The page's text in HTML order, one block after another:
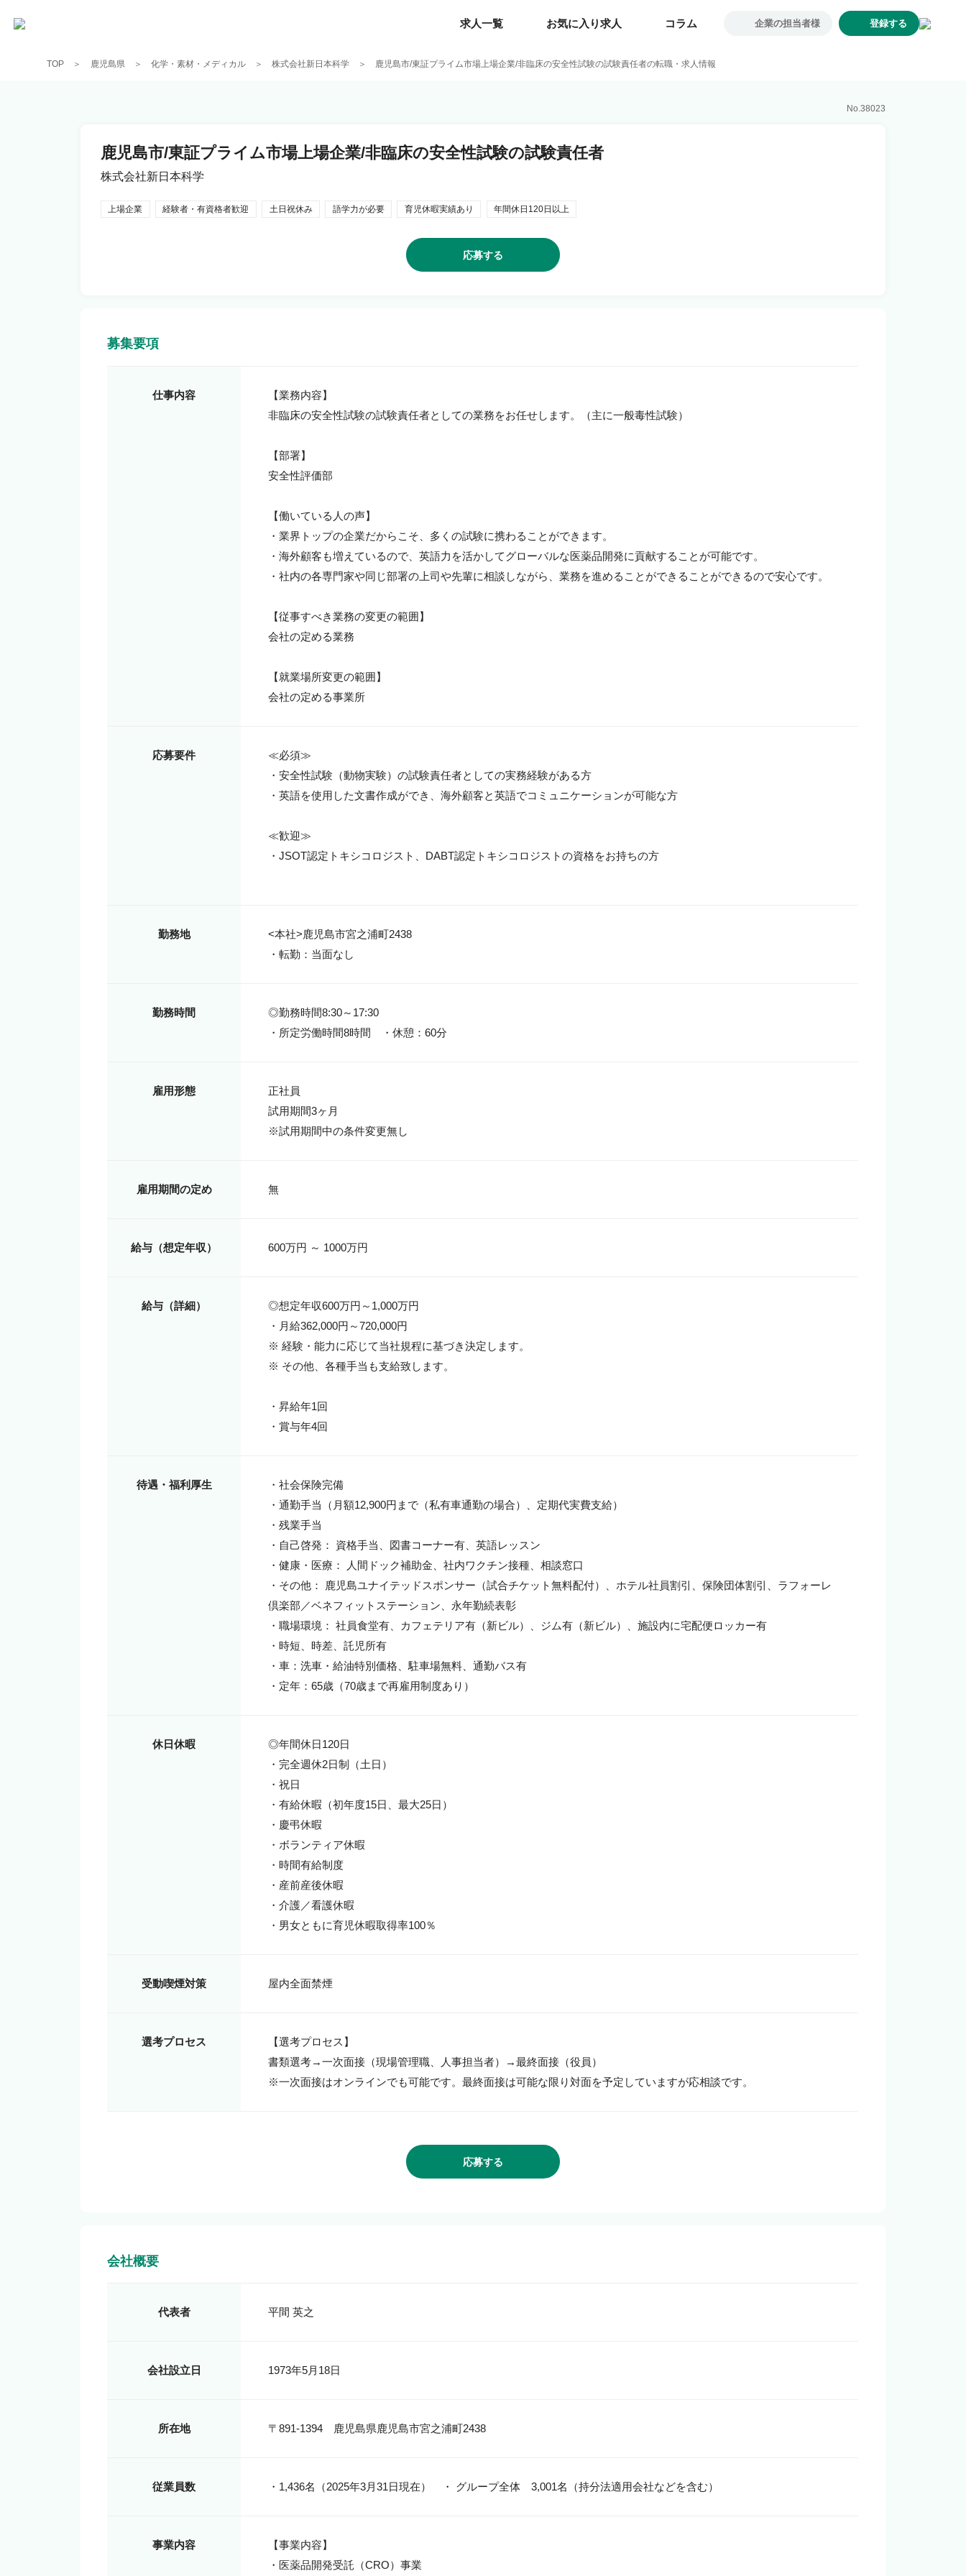
求人一覧 お気に入り求人 コラム 企業の担当者様 登録する
求人一覧 お気に入り求人 コラム 企業の担当者様 登録する
TOP 鹿児島県 化学・素材・メディカル 株式会社新日本科学 鹿児島市/東証プライム市場上場企業/非臨床の安全性試験の試験責任者の転職・求人情報
No. 38023
株式会社新日本科学
鹿児島市/東証プライム市場上場企業/非臨床の安全性試験の試験責任者
上場企業 経験者・有資格者歓迎 土日祝休み 語学力が必要 育児休暇実績あり 年間休日120日以上
応募する
募集要項
仕事内容
【業務内容】
非臨床の安全性試験の試験責任者としての業務をお任せします。（主に一般毒性試験）
【部署】
安全性評価部
【働いている人の声】
・業界トップの企業だからこそ、多くの試験に携わることができます。
・海外顧客も増えているので、英語力を活かしてグローバルな医薬品開発に貢献することが可能です。
・社内の各専門家や同じ部署の上司や先輩に相談しながら、業務を進めることができることができるので安心です。
【従事すべき業務の変更の範囲】
会社の定める業務
【就業場所変更の範囲】
会社の定める事業所
応募要件
≪必須≫
・安全性試験（動物実験）の試験責任者としての実務経験がある方
・英語を使用した文書作成ができ、海外顧客と英語でコミュニケーションが可能な方
≪歓迎≫
・JSOT認定トキシコロジスト、DABT認定トキシコロジストの資格をお持ちの方
勤務地
<本社>鹿児島市宮之浦町2438
・転勤：当面なし
勤務時間
◎勤務時間8:30～17:30
・所定労働時間8時間　・休憩：60分
雇用形態
正社員
試用期間3ヶ月
※試用期間中の条件変更無し
雇用期間の定め 無
給与（想定年収） 600万円 ～ 1000万円
給与（詳細）
◎想定年収600万円～1,000万円
・月給362,000円～720,000円
※ 経験・能力に応じて当社規程に基づき決定します。
※ その他、各種手当も支給致します。
・昇給年1回
・賞与年4回
待遇・福利厚生
・社会保険完備
・通勤手当（月額12,900円まで（私有車通勤の場合）、定期代実費支給）
・残業手当
・自己啓発： 資格手当、図書コーナー有、英語レッスン
・健康・医療： 人間ドック補助金、社内ワクチン接種、相談窓口
・その他： 鹿児島ユナイテッドスポンサー（試合チケット無料配付）、ホテル社員割引、保険団体割引、ラフォーレ
倶楽部／ベネフィットステーション、永年勤続表彰
・職場環境： 社員食堂有、カフェテリア有（新ビル）、ジム有（新ビル）、施設内に宅配便ロッカー有
・時短、時差、託児所有
・車：洗車・給油特別価格、駐車場無料、通勤バス有
・定年：65歳（70歳まで再雇用制度あり）
休日休暇
◎年間休日120日
・完全週休2日制（土日）
・祝日
・有給休暇（初年度15日、最大25日）
・慶弔休暇
・ボランティア休暇
・時間有給制度
・産前産後休暇
・介護／看護休暇
・男女ともに育児休暇取得率100％
受動喫煙対策
選考プロセス
【選考プロセス】
書類選考→一次面接（現場管理職、人事担当者）→最終面接（役員）
※一次面接はオンラインでも可能です。最終面接は可能な限り対面を予定していますが応相談です。
応募する
会社概要
代表者 平間 英之
会社設立日 1973年5月18日
所在地 〒891-1394　鹿児島県鹿児島市宮之浦町2438
従業員数 ・1,436名（2025年3月31日現在）　・ グループ全体 3,001名（持分法適用会社などを含む）
事業内容
【事業内容】
・医薬品開発受託（CRO）事業